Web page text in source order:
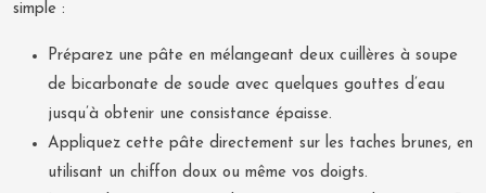
simple :
Préparez une pâte en mélangeant deux cuillères à soupe
de bicarbonate de soude avec quelques gouttes d’eau
jusqu’à obtenir une consistance épaisse.
Appliquez cette pâte directement sur les taches brunes, en
utilisant un chiffon doux ou même vos doigts.